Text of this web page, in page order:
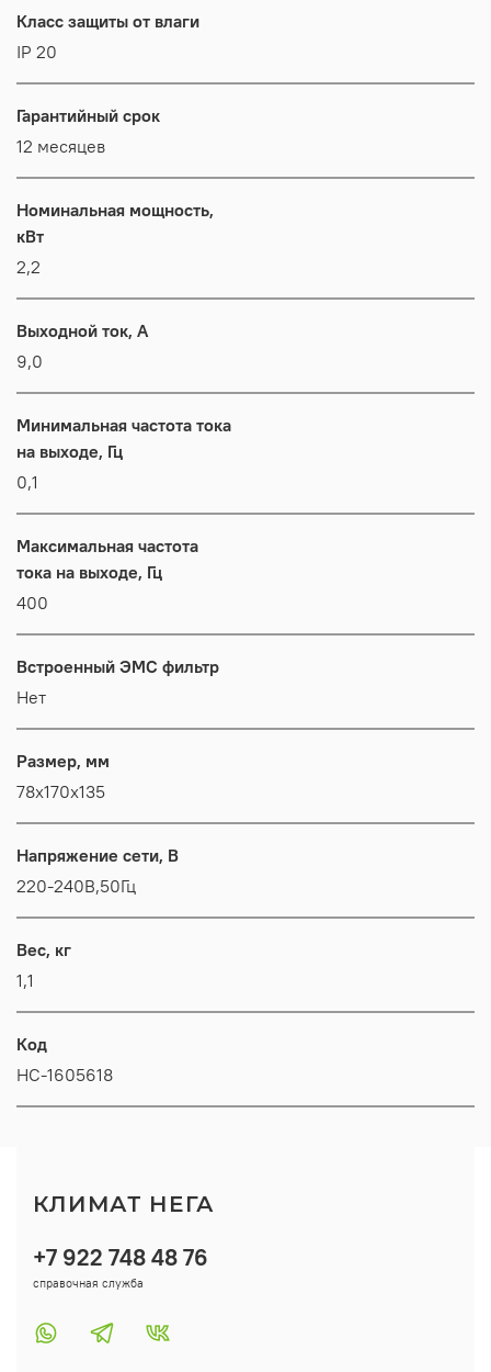
Класс защиты от влаги
IP 20
Гарантийный срок
12 месяцев
Номинальная мощность,
кВт
2,2
Выходной ток, А
9,0
Минимальная частота тока
на выходе, Гц
0,1
Максимальная частота
тока на выходе, Гц
400
Встроенный ЭМС фильтр
Нет
Размер, мм
78x170x135
Напряжение сети, В
220-240В,50Гц
Вес, кг
1,1
Код
НС-1605618
+7 922 748 48 76
справочная служба
КЛИМАТ НЕГА